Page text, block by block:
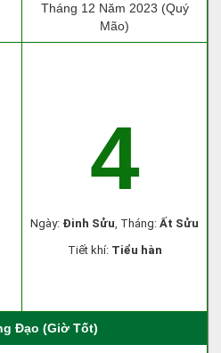
Tháng 12 Năm 2023 (Quý
Mão)
4
Ngày: Đinh Sửu, Tháng: Ất Sửu
Tiết khí: Tiểu hàn
Đạo (Giờ Tốt)